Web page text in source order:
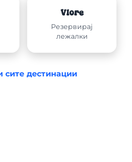
Vlorë
Резервирај
лежалки
сите дестинации